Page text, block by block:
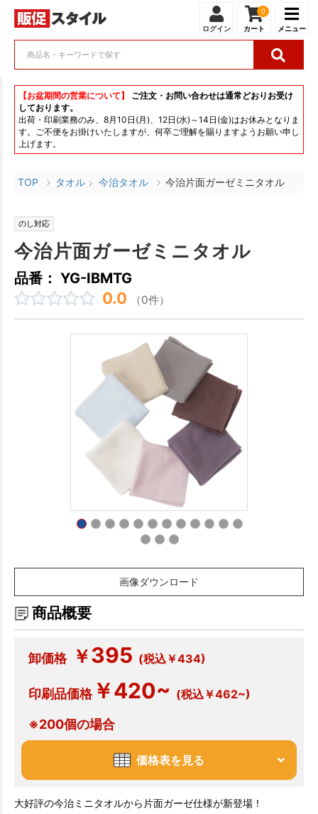
ログイン
0
カート メニュー
【お盆期間の営業について】
ご注文・お問い合わせは通常どおりお受け
しております。
出荷・印刷業務のみ、8月10日(月)、12日(水)～14日(金)はお休みとなりま
す。ご不便をお掛けいたしますが、何卒ご理解を賜りますようお願い申し
上げます。
TOP タオル 今治タオル 今治片面ガーゼミニタオル
のし対応
今治片面ガーゼミニタオル
品番： YG-IBMTG
0.0 （0件）
画像ダウンロード
商品概要
卸価格 ￥395 (税込￥434)
印刷品価格￥420~ (税込￥462~)
※200個の場合
価格表を見る
大好評の今治ミニタオルから片面ガーゼ仕様が新登場！